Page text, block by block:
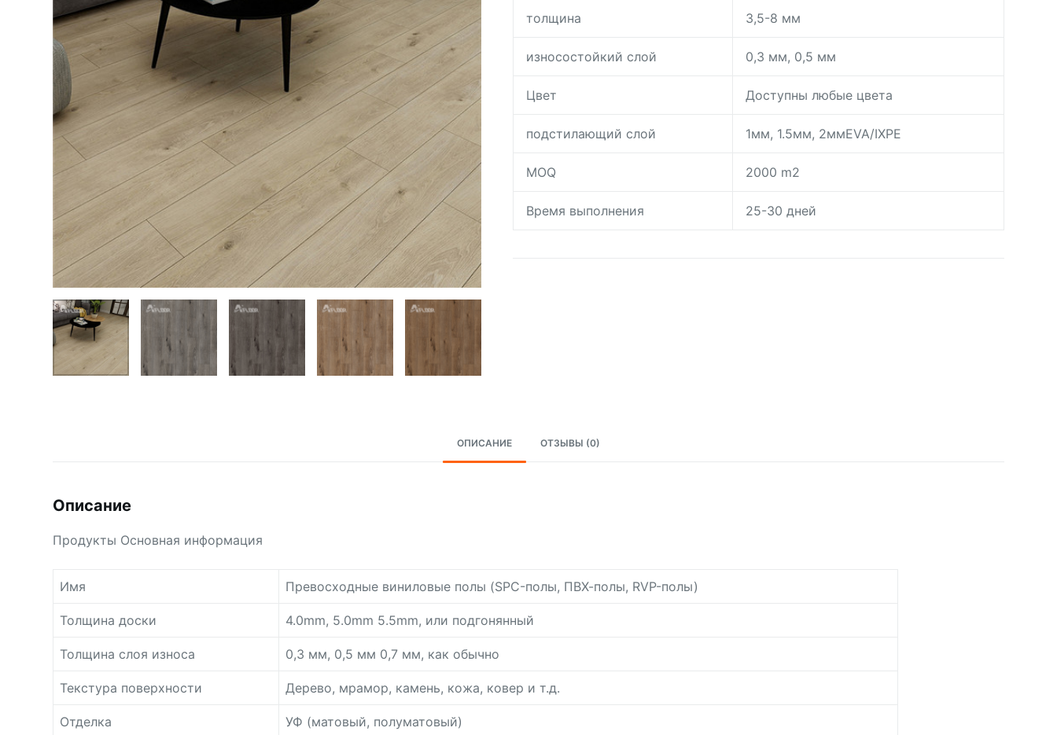
толщина 3,5-8 мм
износостойкий слой 0,3 мм, 0,5 мм
Цвет Доступны любые цвета
подстилающий слой 1мм, 1.5мм, 2ммEVA/IXPE
MOQ 2000 m2
Время выполнения 25-30 дней
ОПИСАНИЕ ОТЗЫВЫ (0)
Описание
Продукты Основная информация
Имя Превосходные виниловые полы (SPC-полы, ПВХ-полы, RVP-полы)
Толщина доски 4.0mm, 5.0mm 5.5mm, или подгонянный
Толщина слоя износа 0,3 мм, 0,5 мм 0,7 мм, как обычно
Текстура поверхности Дерево, мрамор, камень, кожа, ковер и т.д.
Отделка УФ (матовый, полуматовый)